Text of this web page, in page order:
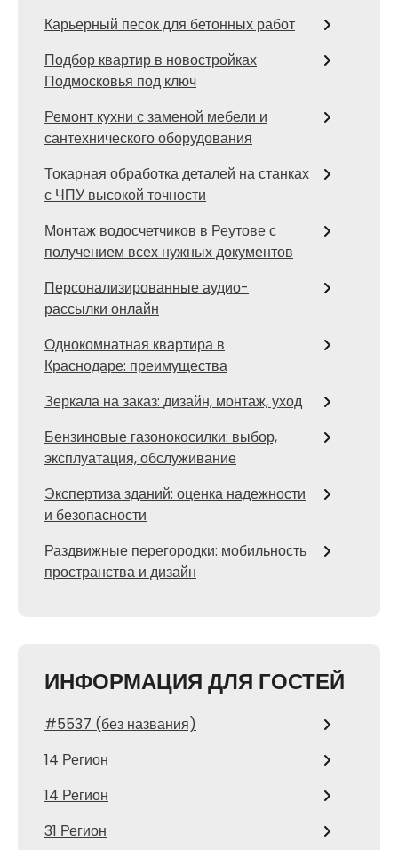
Карьерный песок для бетонных работ
Подбор квартир в новостройках
Подмосковья под ключ
Ремонт кухни с заменой мебели и
сантехнического оборудования
Токарная обработка деталей на станках
с ЧПУ высокой точности
Монтаж водосчетчиков в Реутове с
получением всех нужных документов
Персонализированные аудио-
рассылки онлайн
Однокомнатная квартира в
Краснодаре: преимущества
Зеркала на заказ: дизайн, монтаж, уход
Бензиновые газонокосилки: выбор,
эксплуатация, обслуживание
Экспертиза зданий: оценка надежности
и безопасности
Раздвижные перегородки: мобильность
пространства и дизайн
ИНФОРМАЦИЯ ДЛЯ ГОСТЕЙ
#5537 (без названия)
14 Регион
14 Регион
31 Регион